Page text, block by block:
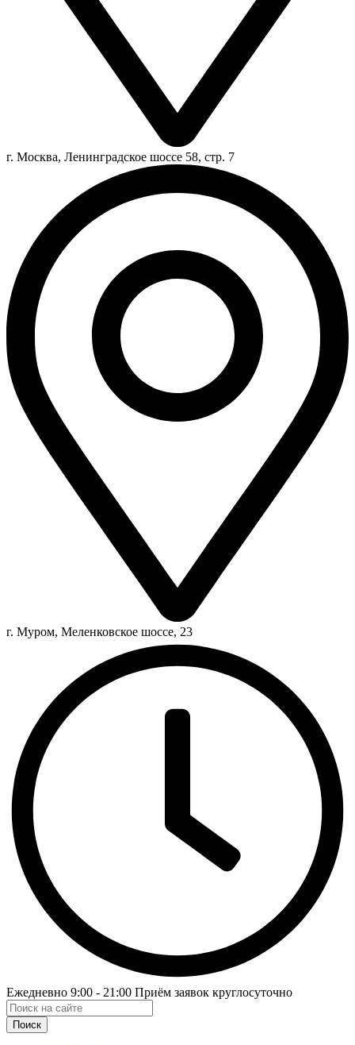
г. Москва, Ленинградское шоссе 58, стр. 7
г. Муром, Меленковское шоссе, 23
Ежедневно 9:00 - 21:00 Приём заявок круглосуточно
Поиск